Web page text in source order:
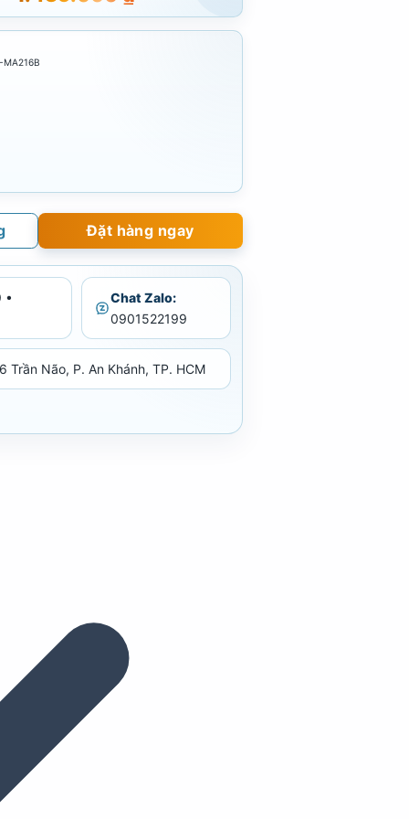
Đặt hàng ngay
•
Chat Zalo:
0901522199
Trần Não, P. An Khánh, TP. HCM